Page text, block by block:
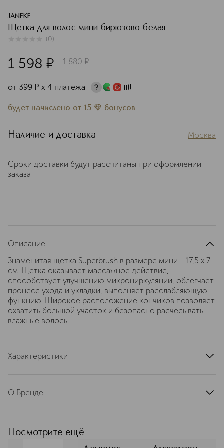
JANEKE
Щетка для волос мини бирюзово-белая
(0)
1 598 ¤ 1 880 ¤
от 399 ¤ х 4 платежа
будет начислено от 15 бонусов
Наличие и доставка Москва
Сроки доставки будут рассчитаны при оформлении
заказа
Описание
Знаменитая щетка Superbrush в размере мини - 17,5 х 7
см. Щетка оказывает массажное действие,
способствует улучшению микроциркуляции, облегчает
процесс ухода и укладки, выполняет расслабляющую
функцию. Широкое расположение кончиков позволяет
охватить большой участок и безопасно расчесывать
влажные волосы.
Характеристики
О Бренде
1830-м году. Концепция бренда
заключается в высоком качестве
Посмотрите ещё